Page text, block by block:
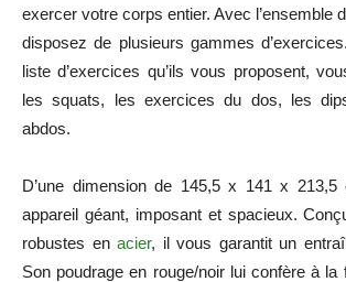
exercer votre corps entier. Avec l’ensemble
disposez de plusieurs gammes
liste d’exercices qu’ils vous proposent,
les squats, les exercices du dos, les
abdos.
D’une dimension de 145,5 x 141 x 213,5
appareil géant, imposant et spacieux.
robustes en acier, il vous garantit un
Son poudrage en rouge/noir lui confère à la